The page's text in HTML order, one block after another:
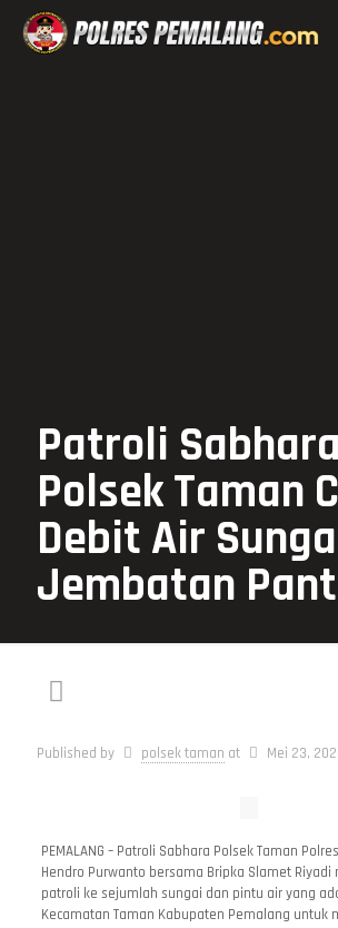
Patroli Sabhara
Polsek Taman
Debit Air
Jembatan
Published by polsek taman at Mei 23,
PEMALANG – Patroli Sabhara Polsek Taman
Hendro Purwanto bersama Bripka Slamet Riyadi
patroli ke sejumlah sungai dan pintu air yang
Kecamatan Taman Kabupaten Pemalang untuk